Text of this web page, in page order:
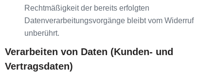
Rechtmäßigkeit der bereits erfolgten
Datenverarbeitungsvorgänge bleibt vom Widerruf
unberührt.
Verarbeiten von Daten (Kunden- und
Vertragsdaten)